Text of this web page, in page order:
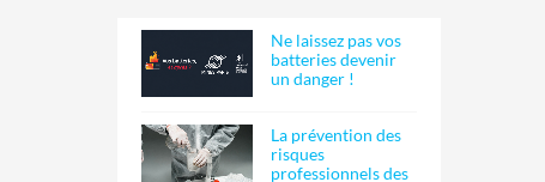
Ne laissez pas vos
batteries devenir
un danger !
La prévention des
risques
professionnels des